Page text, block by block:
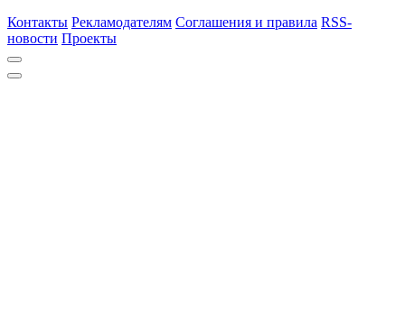
Контакты Рекламодателям Соглашения и правила RSS-
новости Проекты